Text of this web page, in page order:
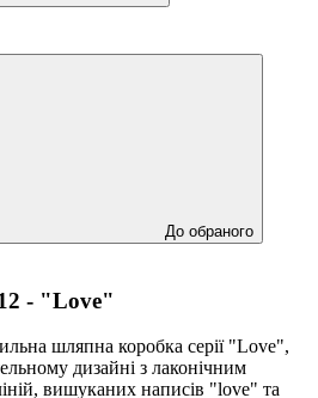
До обраного
- "Love"
шляпна коробка серії "Love",
дизайні з лаконічним
вишуканих написів "love" та